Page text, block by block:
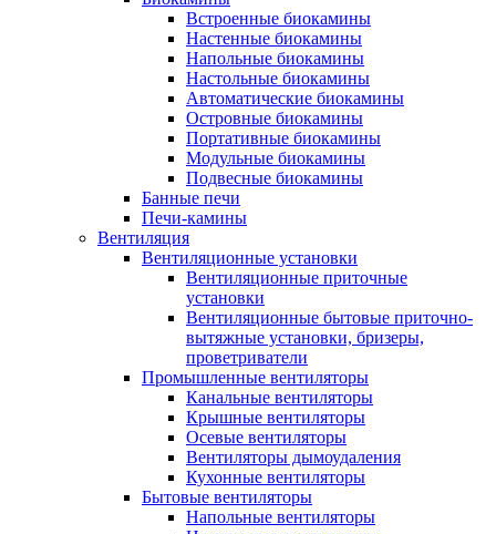
Встроенные биокамины
Настенные биокамины
Напольные биокамины
Настольные биокамины
Автоматические биокамины
Островные биокамины
Портативные биокамины
Модульные биокамины
Подвесные биокамины
Банные печи
Печи-камины
Вентиляция
Вентиляционные установки
Вентиляционные приточные
установки
Вентиляционные бытовые приточно-
вытяжные установки, бризеры,
проветриватели
Промышленные вентиляторы
Канальные вентиляторы
Крышные вентиляторы
Осевые вентиляторы
Вентиляторы дымоудаления
Кухонные вентиляторы
Бытовые вентиляторы
Напольные вентиляторы